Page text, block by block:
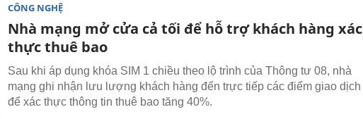
CÔNG NGHỆ
Nhà mạng mở cửa cả tối để hỗ trợ khách hàng xác
thực thuê bao
Sau khi áp dụng khóa SIM 1 chiều theo lộ trình của Thông tư 08, nhà
mạng ghi nhận lưu lượng khách hàng đến trực tiếp các điểm giao dịch
để xác thực thông tin thuê bao tăng 40%.